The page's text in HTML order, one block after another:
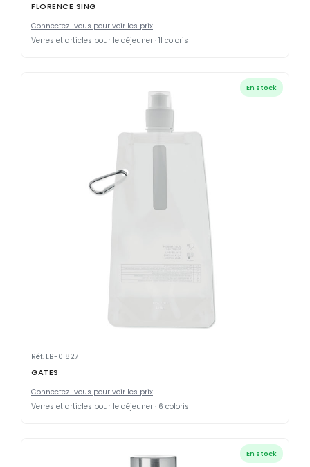
FLORENCE SING
Connectez-vous pour voir les prix
Verres et articles pour le déjeuner · 11 coloris
En stock
Réf. LB-01827
GATES
Connectez-vous pour voir les prix
Verres et articles pour le déjeuner · 6 coloris
En stock